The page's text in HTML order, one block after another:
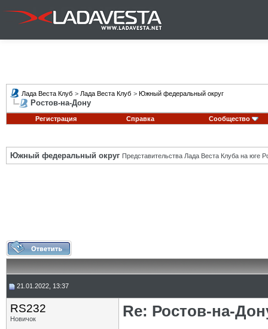
Лада Веста Клуб > Лада Веста Клуб > Южный федеральный округ
Ростов-на-Дону
Регистрация Справка Сообщество
Южный федеральный округ Представительства Лада Веста Клуба на юге
21.01.2022, 13:37
RS232
Новичок
Re: Ростов-на-